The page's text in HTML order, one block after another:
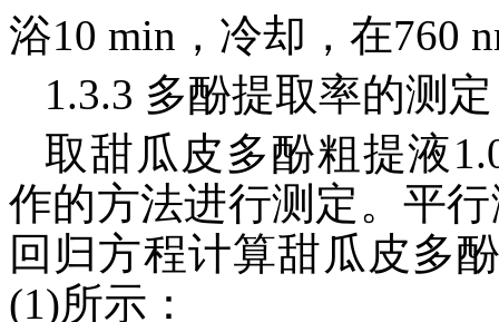
浴10 min，冷却，在760
1.3.3 多酚提取率的测定
取甜瓜皮多酚粗提液
作的方法进行测定。平
回归方程计算甜瓜皮多
(1)所示：